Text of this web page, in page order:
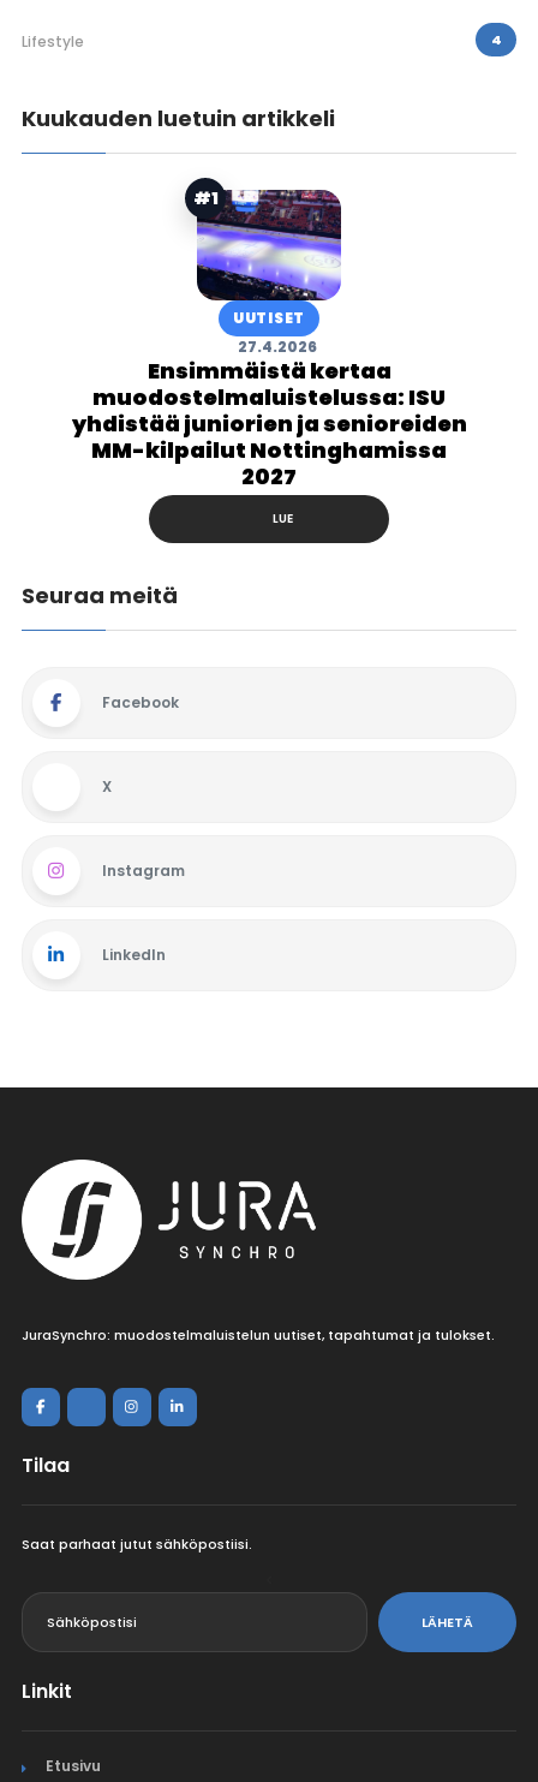
Lifestyle 4
Kuukauden luetuin artikkeli
#1
UUTISET
27.4.2026
Ensimmäistä kertaa
muodostelmaluistelussa: ISU
yhdistää juniorien ja senioreiden
MM-kilpailut Nottinghamissa
2027
LUE
Seuraa meitä
Facebook
X
Instagram
LinkedIn
JuraSynchro: muodostelmaluistelun uutiset, tapahtumat ja tulokset.
Tilaa
Saat parhaat jutut sähköpostiisi.
LÄHETÄ
Linkit
Etusivu